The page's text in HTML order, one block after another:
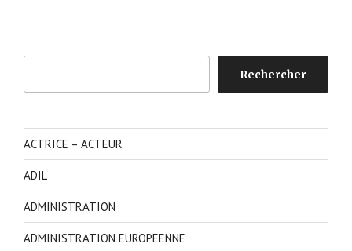
Rechercher
ACTRICE – ACTEUR
ADIL
ADMINISTRATION
ADMINISTRATION EUROPEENNE